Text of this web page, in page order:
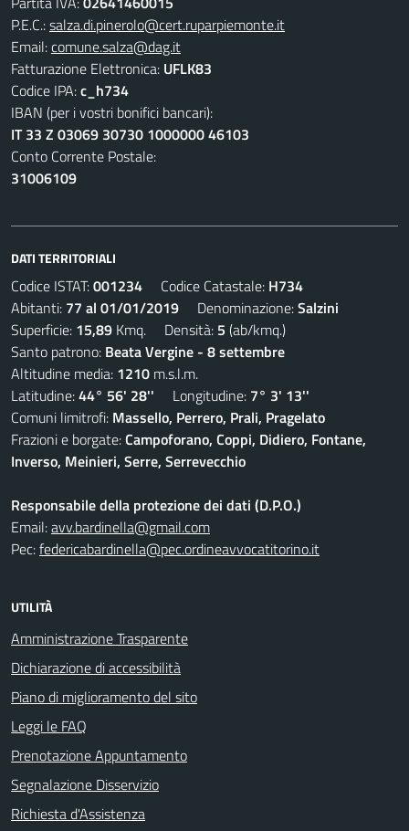
P.E.C.:salza.di.pinerolo@cert.ruparpiemonte.it
Email:comune.salza@dag.it
Fatturazione Elettronica: UFLK83
Codice IPA:c_h734
IBAN (per i vostri bonifici bancari):
IT 33 Z 03069 30730 1000000 46103
Conto Corrente Postale:
31006109
DATI TERRITORIALI
Codice ISTAT:001234 Codice Catastale: H734
Abitanti: 77 al 01/01/2019 Denominazione:Salzini
Superficie: 15,89 Kmq. Densità: 5 (ab/kmq.)
Santo patrono: Beata Vergine - 8 settembre
Altitudine media: 1210 m.s.l.m.
Latitudine:44° 56' 28'' Longitudine: 7° 3' 13''
Comuni limitrofi: Massello, Perrero, Prali, Pragelato
Frazioni e borgate:Campoforano, Coppi, Didiero, Fontane,
Inverso, Meinieri, Serre, Serrevecchio
Responsabile della protezione dei dati (D.P.O.)
Email:avv.bardinella@gmail.com
Pec:federicabardinella@pec.ordineavvocatitorino.it
UTILITÀ
Amministrazione Trasparente
Dichiarazione di accessibilità
Piano di miglioramento del sito
Leggi le FAQ
Prenotazione Appuntamento
Segnalazione Disservizio
Richiesta d'Assistenza